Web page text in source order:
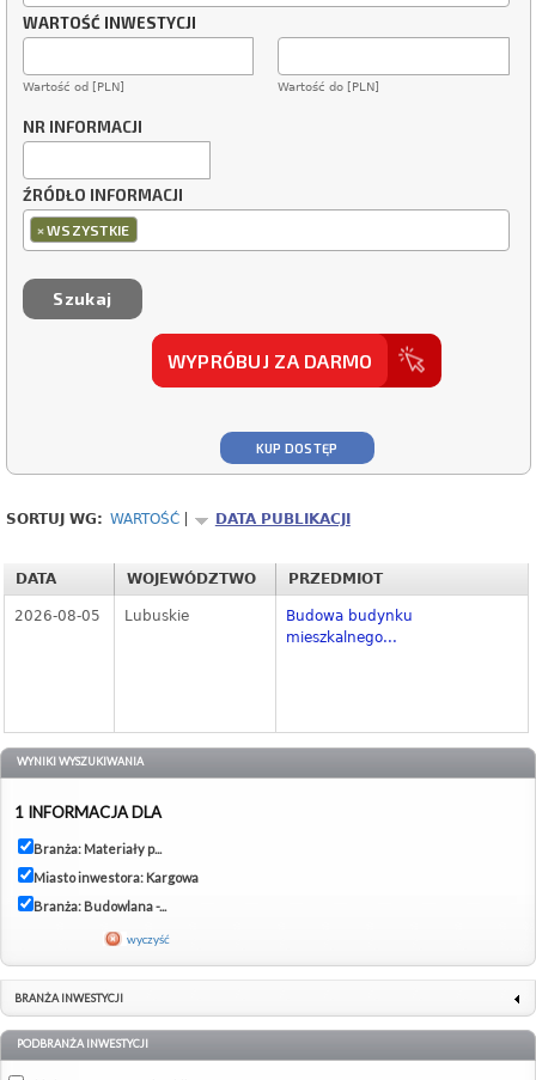
WARTOŚĆ INWESTYCJI
Wartość od [PLN] Wartość do [PLN]
NR INFORMACJI
ŹRÓDŁO INFORMACJI
×WSZYSTKIE
WYPRÓBUJ ZA DARMO
KUP DOSTĘP
SORTUJ WG: WARTOŚĆ DATA PUBLIKACJI
DATA WOJEWÓDZTWO PRZEDMIOT
2026-08-05 Lubuskie
Budowa budynku
mieszkalnego...
WYNIKI WYSZUKIWANIA
1 INFORMACJA DLA
Branża: Materiały p...
Miasto inwestora: Kargowa
Branża: Budowlana -...
wyczyść
BRANŻA INWESTYCJI
PODBRANŻA INWESTYCJI